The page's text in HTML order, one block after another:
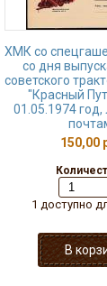
ХМК со
со дня
советского
"Красный
01.05.1974
150,00
1 доступно